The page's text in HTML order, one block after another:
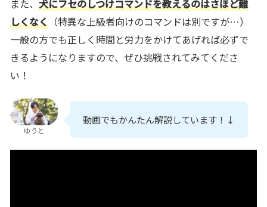
また、犬にフセのしつけコマンドを教えるのはさほど難
しくなく （特異な上級者向けのコマンドは別ですが…）
一般の方でも正しく時間と労力をかけてあげれば必ずで
きるようになりますので、ぜひ挑戦されてみてくださ
い！
ゆうと
動画でもかんたん解説しています！↓